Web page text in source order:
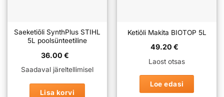
Saeketiõli SynthPlus STIHL
5L poolsünteetiline
36.00 €
Saadaval järeltellimisel
Lisa korvi
Ketiõli Makita BIOTOP 5L
49.20 €
Laost otsas
Loe edasi